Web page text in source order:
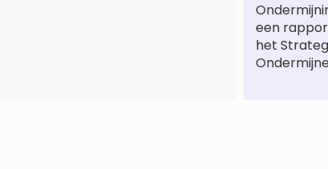
een
het